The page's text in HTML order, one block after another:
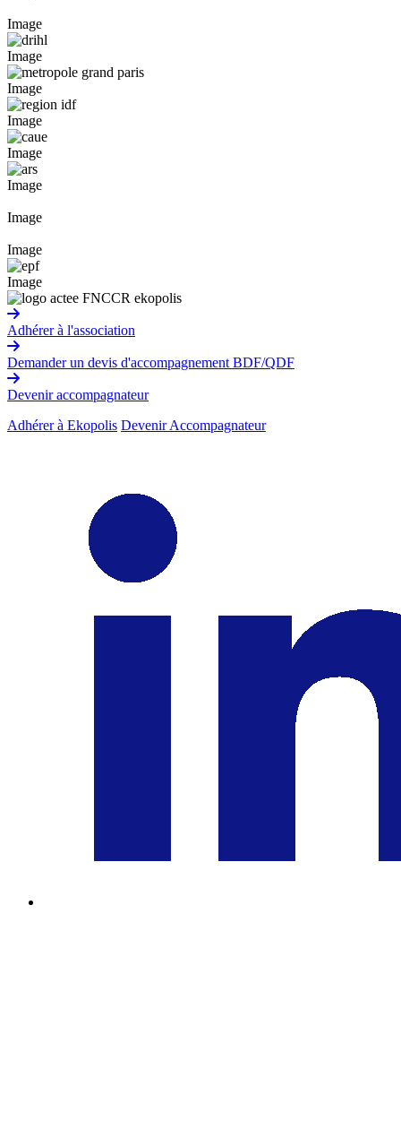
Image
Image
Image
Image
Image
Image
Image
Image
Image
Adhérer à l'association
Demander un devis d'accompagnement BDF/QDF
Devenir accompagnateur
Adhérer à Ekopolis Devenir Accompagnateur